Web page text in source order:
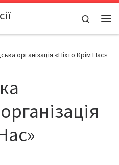
Search
організація «Ніхто Крім Нас»